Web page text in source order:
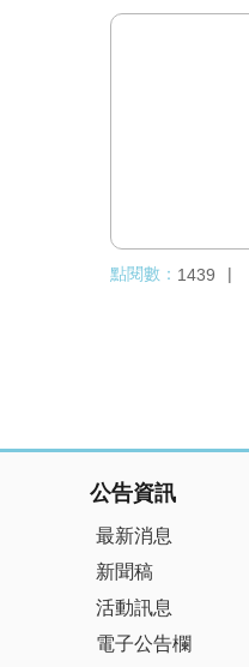
點閱數： 1439
公告資訊
最新消息
新聞稿
活動訊息
電子公告欄